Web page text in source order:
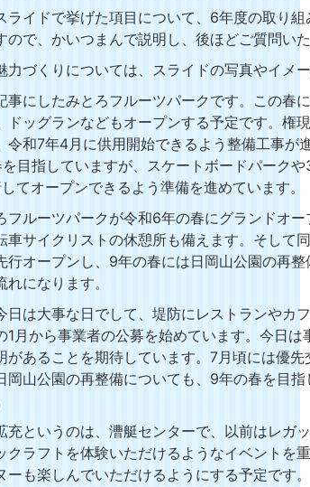
ライドで挙げた項目について、6年度の取り
で、かいつまんで説明し、後ほどご質問い
づくりについては、スライドの写真やイメ
事にしたみとろフルーツパークです。この春
ドッグランなどもオープンする予定です。権
令和7年4月に供用開始できるよう整備工事が
目指していますが、スケートボードパーク
てオープンできるよう準備を進めています。
フルーツパークが令和6年の春にグランドオ
車サイクリストの休憩所も備えます。そして
行オープンし、9年の春には日岡山公園の再
になります。
日は大事な日でして、堤防にレストランやカ
1月から事業者の公募を始めています。今日は
があることを期待しています。7月頃には優先
岡山公園の再整備についても、9年の春を目
充というのは、漕艇センターで、以前はレガ
クラフトを体験いただけるようなイベントを
も楽しんでいただけるようにする予定です。